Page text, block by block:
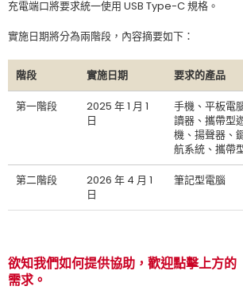
充電端口將要求統一使用 USB Type-C 規格。
實施日期將分為兩階段，內容摘要如下：
階段 實施日期 要求的產品
第一階段
2025 年 1 月 1
日
手機、平板電
讀器、攜帶型
機、揚聲器、
航系統、攜帶
第二階段
2026 年 4 月 1
日
筆記型電腦
欲知我們如何提供協助，歡迎點擊上方的
需求。